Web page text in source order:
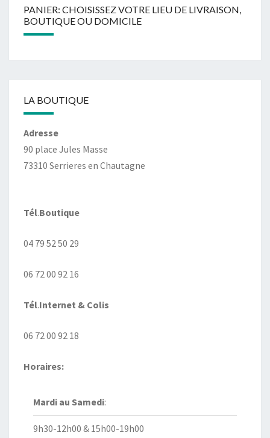
PANIER: CHOISISSEZ VOTRE LIEU DE LIVRAISON,
BOUTIQUE OU DOMICILE
LA BOUTIQUE
Adresse
90 place Jules Masse
73310 Serrieres en Chautagne
Tél.Boutique
04 79 52 50 29
06 72 00 92 16
Tél.Internet & Colis
06 72 00 92 18
Horaires:
Mardi au Samedi:
9h30-12h00 & 15h00-19h00